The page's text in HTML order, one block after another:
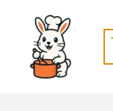
content